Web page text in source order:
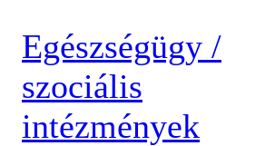
Egészségügy /
szociális
intézmények